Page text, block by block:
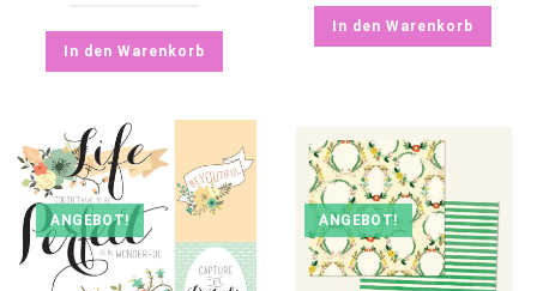
In den Warenkorb
In den Warenkorb
ANGEBOT! ANGEBOT!